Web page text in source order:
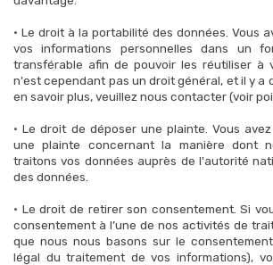
• Le droit à la portabilité des données. Vous
vos informations personnelles dans un
transférable afin de pouvoir les réutiliser à
n'est cependant pas un droit général, et il y a
en savoir plus, veuillez nous contacter (voir
• Le droit de déposer une plainte. Vous
une plainte concernant la manière dont
traitons vos données auprès de l'autorité
des données.
• Le droit de retirer son consentement. Si
consentement à l’une de nos activités de
que nous nous basons sur le
légal du traitement de vos informations),